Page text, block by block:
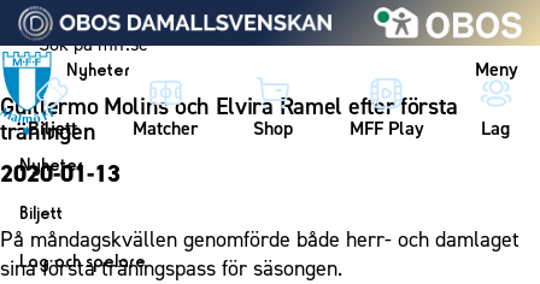
Vidare till innehållet
Nyheter Meny
Biljett Matcher Shop MFF Play Lag
Nyheter
Nyheter
Kalender
Biljett
Biljett
Lag och spelare
Guillermo Molins och Elvira Ramel efter första
träningen
2020-01-13
På måndagskvällen genomförde både herr- och damlaget
sina första träningspass för säsongen.